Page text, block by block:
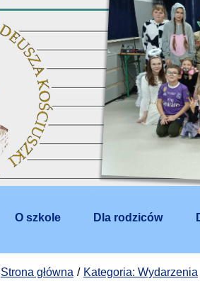
O szkole Dla rodziców
Strona główna Kategoria: Wydarzenia